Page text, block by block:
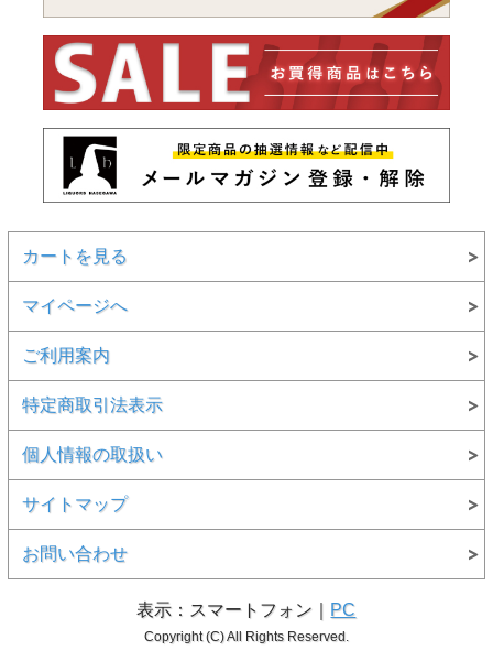
カートを見る
マイページへ
ご利用案内
特定商取引法表示
個人情報の取扱い
サイトマップ
お問い合わせ
表示：スマートフォン｜ PC
Copyright (C) All Rights Reserved.